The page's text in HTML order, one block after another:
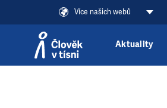
Více našich webů
Aktuality